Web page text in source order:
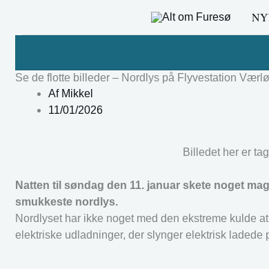
Se de flotte billeder – Nordlys på Flyvestation
AfMikkel
11/01/2026
Billedet her er
Natten til søndag den 11. januar skete noget
smukkeste nordlys.
Nordlyset har ikke noget med den ekstreme kulde
elektriske udladninger, der slynger elektrisk ladede